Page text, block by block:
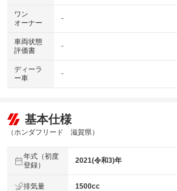
ワン
オーナー
-
車両状態
評価書
-
ディーラ
ー車
-
基本仕様
（ホンダフリード 滋賀県）
年式（初度
登録）
2021(令和3)年
排気量 1500cc